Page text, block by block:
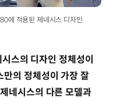
에 적용된 제네시스 디자인
스의 디자인 정체성이
의 정체성이 가장 잘
네시스의 다른 모델과